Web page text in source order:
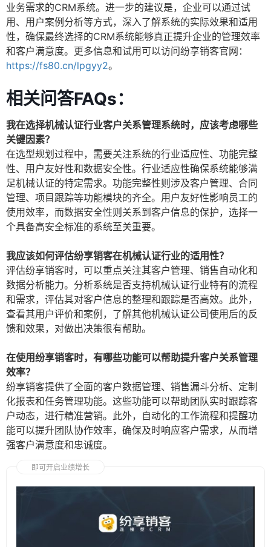
业务需求的CRM系统。进一步的建议是，企业可以通过试
用、用户案例分析等方式，深入了解系统的实际效果和适用
性，确保最终选择的CRM系统能够真正提升企业的管理效率
和客户满意度。更多信息和试用可以访问纷享销客官网：
https://fs80.cn/lpgyy2。
相关问答FAQs：
我在选择机械认证行业客户关系管理系统时，应该考虑哪些
关键因素？
在选型规划过程中，需要关注系统的行业适应性、功能完整
性、用户友好性和数据安全性。行业适应性确保系统能够满
足机械认证的特定需求。功能完整性则涉及客户管理、合同
管理、项目跟踪等功能模块的齐全。用户友好性影响员工的
使用效率，而数据安全性则关系到客户信息的保护，选择一
个具备高安全标准的系统至关重要。
我应该如何评估纷享销客在机械认证行业的适用性？
评估纷享销客时，可以重点关注其客户管理、销售自动化和
数据分析能力。分析系统是否支持机械认证行业特有的流程
和需求，评估其对客户信息的整理和跟踪是否高效。此外，
查看其用户评价和案例，了解其他机械认证公司使用后的反
馈和效果，对做出决策很有帮助。
在使用纷享销客时，有哪些功能可以帮助提升客户关系管理
效率？
纷享销客提供了全面的客户数据管理、销售漏斗分析、定制
化报表和任务管理功能。这些功能可以帮助团队实时跟踪客
户动态，进行精准营销。此外，自动化的工作流程和提醒功
能可以提升团队协作效率，确保及时响应客户需求，从而增
强客户满意度和忠诚度。
即可开启业绩增长